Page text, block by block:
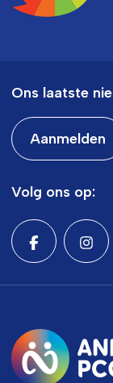
Ons laatste
Aanmelden
Volg ons op: